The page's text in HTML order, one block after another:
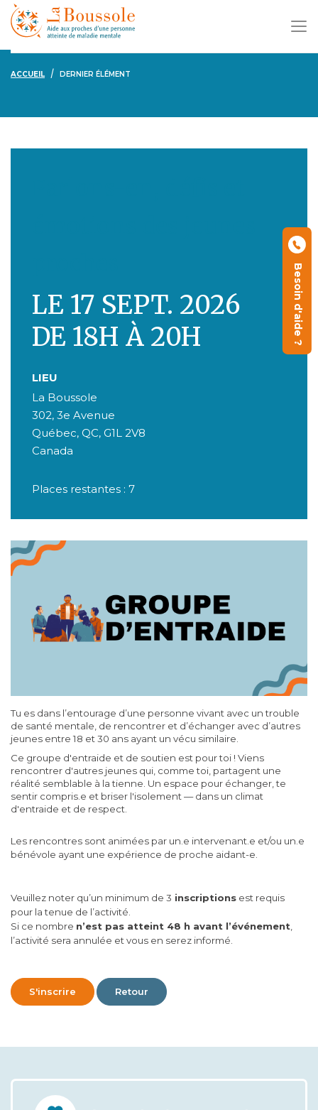
Besoin d'aide ?
ACCUEIL DERNIER ÉLÉMENT
LE 17 SEPT. 2026
DE 18H À 20H
LIEU
La Boussole
302, 3e Avenue
Québec, QC, G1L 2V8
Canada
Places restantes : 7
Tu es dans l’entourage d’une personne vivant avec un trouble
de santé mentale, de rencontrer et d’échanger avec d’autres
jeunes entre 18 et 30 ans ayant un vécu similaire.
Ce groupe d'entraide et de soutien est pour toi ! Viens
rencontrer d'autres jeunes qui, comme toi, partagent une
réalité semblable à la tienne. Un espace pour échanger, te
sentir compris.e et briser l'isolement — dans un climat
d'entraide et de respect.
Les rencontres sont animées par un.e intervenant.e et/ou un.e
bénévole ayant une expérience de proche aidant-e.
Veuillez noter qu’un minimum de 3 inscriptions est requis
pour la tenue de l’activité.
Si ce nombre n’est pas atteint 48 h avant l’événement
l’activité sera annulée et vous en serez informé.
S'inscrire Retour